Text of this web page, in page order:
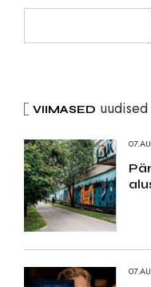
VIIMASED uudised